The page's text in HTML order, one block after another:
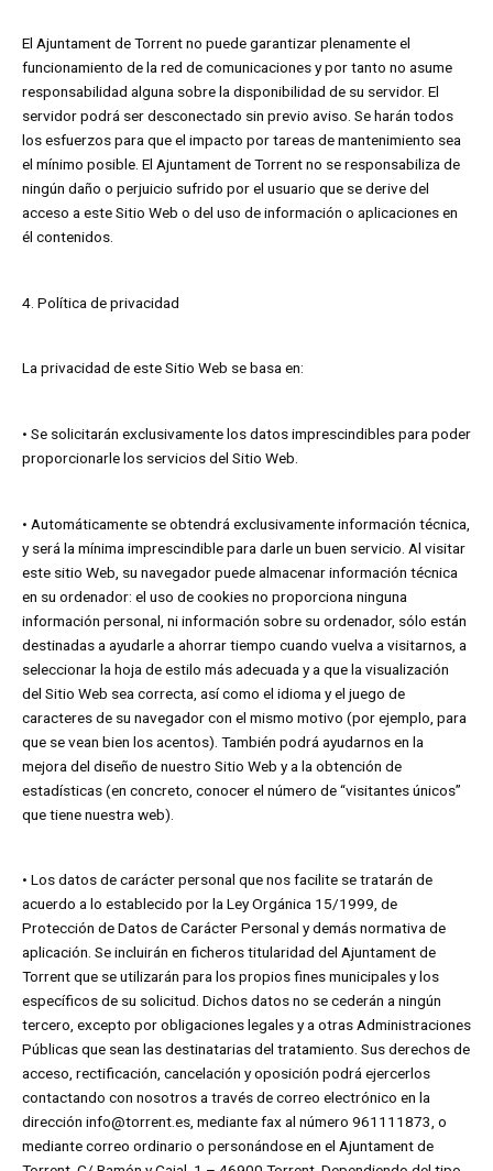
El Ajuntament de Torrent no puede garantizar plenamente el
funcionamiento de la red de comunicaciones y por tanto no asume
responsabilidad alguna sobre la disponibilidad de su servidor. El
servidor podrá ser desconectado sin previo aviso. Se harán todos
los esfuerzos para que el impacto por tareas de mantenimiento sea
el mínimo posible. El Ajuntament de Torrent no se responsabiliza de
ningún daño o perjuicio sufrido por el usuario que se derive del
acceso a este Sitio Web o del uso de información o aplicaciones en
él contenidos.
4. Política de privacidad
La privacidad de este Sitio Web se basa en:
• Se solicitarán exclusivamente los datos imprescindibles para poder
proporcionarle los servicios del Sitio Web.
• Automáticamente se obtendrá exclusivamente información técnica,
y será la mínima imprescindible para darle un buen servicio. Al visitar
este sitio Web, su navegador puede almacenar información técnica
en su ordenador: el uso de cookies no proporciona ninguna
información personal, ni información sobre su ordenador, sólo están
destinadas a ayudarle a ahorrar tiempo cuando vuelva a visitarnos, a
seleccionar la hoja de estilo más adecuada y a que la visualización
del Sitio Web sea correcta, así como el idioma y el juego de
caracteres de su navegador con el mismo motivo (por ejemplo, para
que se vean bien los acentos). También podrá ayudarnos en la
mejora del diseño de nuestro Sitio Web y a la obtención de
estadísticas (en concreto, conocer el número de “visitantes únicos”
que tiene nuestra web).
• Los datos de carácter personal que nos facilite se tratarán de
acuerdo a lo establecido por la Ley Orgánica 15/1999, de
Protección de Datos de Carácter Personal y demás normativa de
aplicación. Se incluirán en ficheros titularidad del Ajuntament de
Torrent que se utilizarán para los propios fines municipales y los
específicos de su solicitud. Dichos datos no se cederán a ningún
tercero, excepto por obligaciones legales y a otras Administraciones
Públicas que sean las destinatarias del tratamiento. Sus derechos de
acceso, rectificación, cancelación y oposición podrá ejercerlos
contactando con nosotros a través de correo electrónico en la
dirección info@torrent.es , mediante fax al número 961111873, o
mediante correo ordinario o personándose en el Ajuntament de